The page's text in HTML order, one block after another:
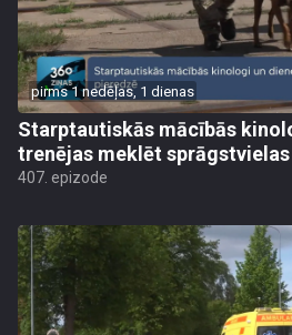
pirms 1 nedēļas, 1 dienas
Starptautiskās mācībās
trenējas meklēt sprāgstvielas
407. epizode